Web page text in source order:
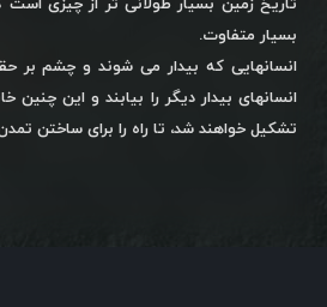
تاریخ زمین بسیار طولانی تر از چیزی
بسیار متفاوت.
انسانهایی که بیدار می شوند و چشم بر
انسانهای بیدار دیگر را بیابند و این
تشکیل خواهند شد، تا راه را برای ساختن